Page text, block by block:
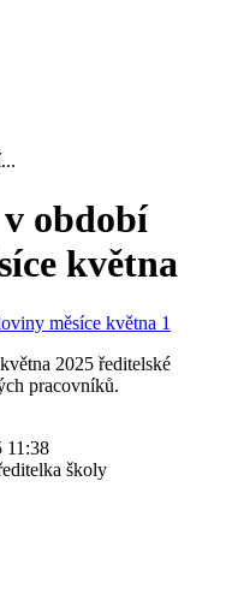
období
května
2025 ředitelské
pracovníků.
11:38
školy